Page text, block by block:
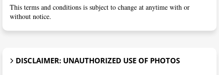
This terms and conditions is subject to change at anytime with or
without notice.
DISCLAIMER: UNAUTHORIZED USE OF PHOTOS